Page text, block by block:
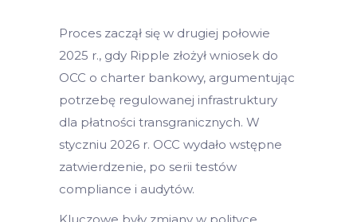
Proces zaczął się w drugiej połowie
2025 r., gdy Ripple złożył wniosek do
OCC o charter bankowy, argumentując
potrzebę regulowanej infrastruktury
dla płatności transgranicznych. W
styczniu 2026 r. OCC wydało wstępne
zatwierdzenie, po serii testów
compliance i audytów.